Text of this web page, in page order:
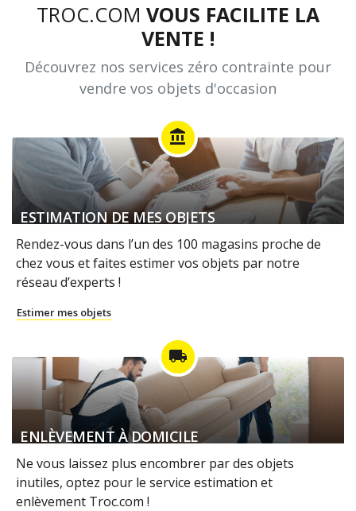
TROC.COM VOUS FACILITE LA
VENTE !
Découvrez nos services zéro contrainte pour
vendre vos objets d'occasion
account_balance
ESTIMATION DE MES OBJETS
Rendez-vous dans l’un des 100 magasins proche de
chez vous et faites estimer vos objets par notre
réseau d’experts !
Estimer mes objets
local_shipping
ENLÈVEMENT À DOMICILE
Ne vous laissez plus encombrer par des objets
inutiles, optez pour le service estimation et
enlèvement Troc.com !